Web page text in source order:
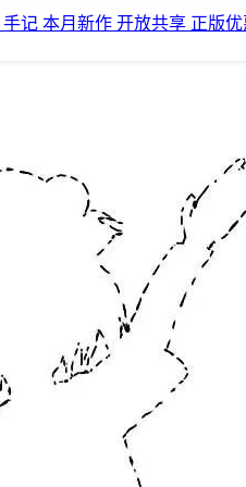
手记 本月新作 开放共享 正版